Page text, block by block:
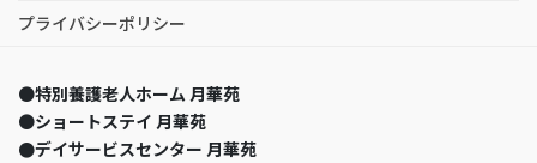
プライバシーポリシー
●特別養護老人ホーム 月華苑
●ショートステイ 月華苑
●デイサービスセンター 月華苑